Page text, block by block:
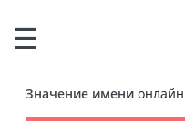
Значение имени онлайн